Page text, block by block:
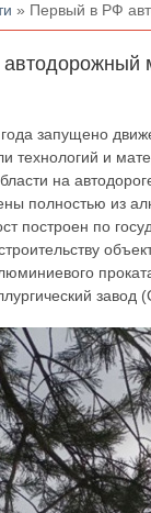
» Первый в РФ
запущено
технологий и
на
полностью из
построен по
завод